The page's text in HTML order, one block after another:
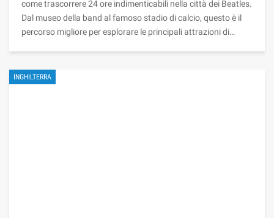
come trascorrere 24 ore indimenticabili nella città dei Beatles.
Dal museo della band al famoso stadio di calcio, questo è il
percorso migliore per esplorare le principali attrazioni di…
INGHILTERRA